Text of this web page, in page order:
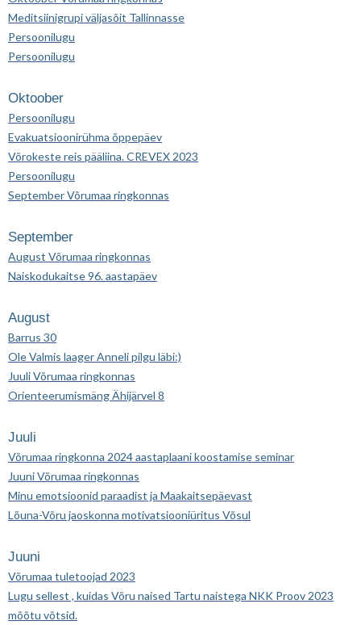
Meditsiinigrupi väljasõit Tallinnasse
Persoonilugu
Persoonilugu
Oktoober
Persoonilugu
Evakuatsioonirühma õppepäev
Võrokeste reis pääliina. CREVEX 2023
Persoonilugu
September Võrumaa ringkonnas
September
August Võrumaa ringkonnas
Naiskodukaitse 96. aastapäev
August
Barrus 30
Ole Valmis laager Anneli pilgu läbi:)
Juuli Võrumaa ringkonnas
Orienteerumismäng Ähijärvel 8
Juuli
Võrumaa ringkonna 2024 aastaplaani koostamise seminar
Juuni Võrumaa ringkonnas
Minu emotsioonid paraadist ja Maakaitsepäevast
Lõuna-Võru jaoskonna motivatsiooniüritus Võsul
Juuni
Võrumaa tuletoojad 2023
Lugu sellest , kuidas Võru naised Tartu naistega NKK Proov 2023
mõõtu võtsid.